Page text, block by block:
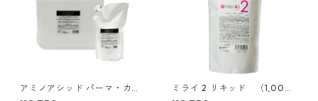
アミノアシッド パーマ・カー
リング専用レブリン酸（1000
ミライ 2 リキッド （1,000
ml）